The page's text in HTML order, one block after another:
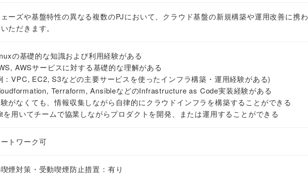
ェーズや基盤特性の異なる複数のPJにおいて、クラウド基盤の新規構築や運用改善に携わ
ただきます。
の基礎的な知識および利用経験がある
AWSサービスに対する基礎的な理解がある
VPC, EC2, S3などの主要サービスを使ったインフラ構築・運用経験がある)
Terraform, AnsibleなどのInfrastructure as Code実装経験がある
験がなくても、情報収集しながら自律的にクラウドインフラを構築することができる
を用いてチームで協業しながらプロダクトを開発、または運用することができる
トワーク可
煙対策・受動喫煙防止措置：有り